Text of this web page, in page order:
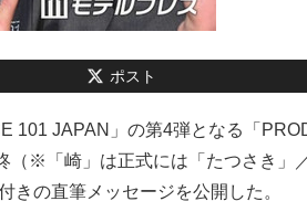
ポスト
101 JAPAN」の第4弾となる「
（※「崎」は正式には「たつさき」
きの直筆メッセージを公開した。